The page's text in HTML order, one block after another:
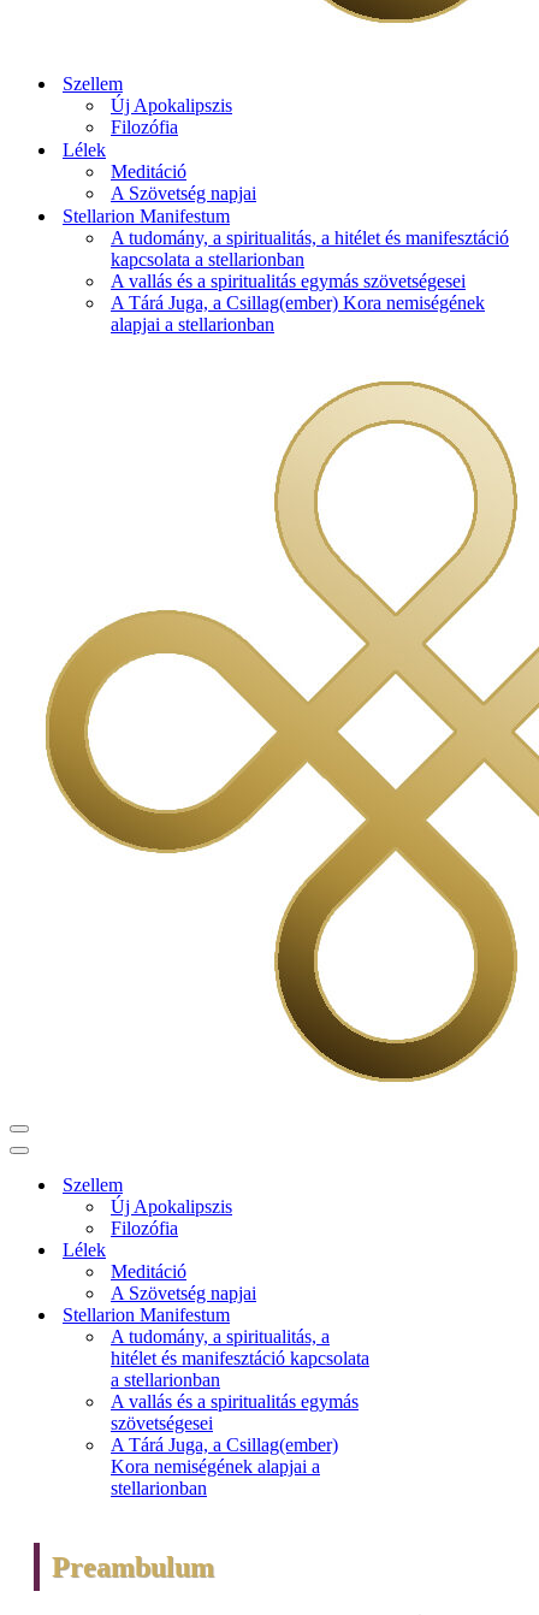
Szellem
Új Apokalipszis
Filozófia
Lélek
Meditáció
A Szövetség napjai
Stellarion Manifestum
A tudomány, a spiritualitás, a hitélet és manifesztáció
kapcsolata a stellarionban
A vallás és a spiritualitás egymás szövetségesei
A Tárá Juga, a Csillag(ember) Kora nemiségének
alapjai a stellarionban
Navigation
Menu
Navigation
Szellem
Új Apokalipszis
Filozófia
Lélek
Meditáció
A Szövetség napjai
Stellarion Manifestum
A tudomány, a spiritualitás, a
hitélet és manifesztáció kapcsolata
a stellarionban
A vallás és a spiritualitás egymás
szövetségesei
A Tárá Juga, a Csillag(ember)
Kora nemiségének alapjai a
stellarionban
Preambulum